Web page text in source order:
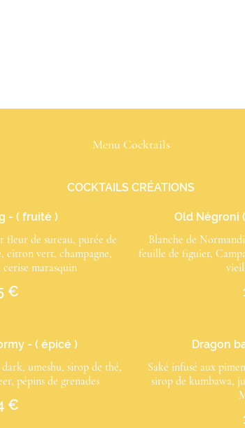
Menu Cocktails
COCKTAILS CRÉATIONS
- ( fruité )
fleur de sureau, purée de
citron vert, champagne,
marasquin
€
Old Négroni
Blanche de
feuille de figuier,
- ( épicé )
umeshu, sirop de thé,
pépins de grenades
€
Dragon
Saké infusé aux
sirop de kumbawa,